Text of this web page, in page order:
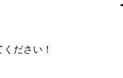
ださい！